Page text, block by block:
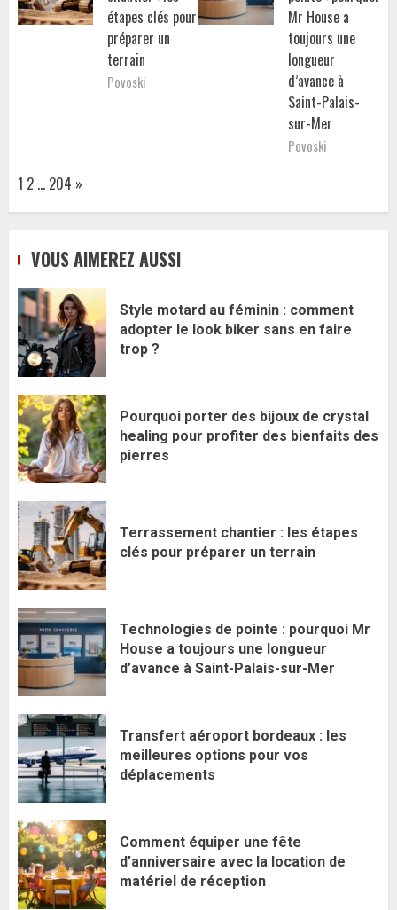
étapes clés pour
préparer un
terrain
Povoski
Mr House a
toujours une
longueur
d’avance à
Saint-Palais-
sur-Mer
Povoski
Page:
1 2 … 204 Next
»
VOUS AIMEREZ AUSSI
Style motard au féminin : comment
adopter le look biker sans en faire
trop ?
Pourquoi porter des bijoux de crystal
healing pour profiter des bienfaits des
pierres
Terrassement chantier : les étapes
clés pour préparer un terrain
Technologies de pointe : pourquoi Mr
House a toujours une longueur
d’avance à Saint-Palais-sur-Mer
Transfert aéroport bordeaux : les
meilleures options pour vos
déplacements
Comment équiper une fête
d’anniversaire avec la location de
matériel de réception